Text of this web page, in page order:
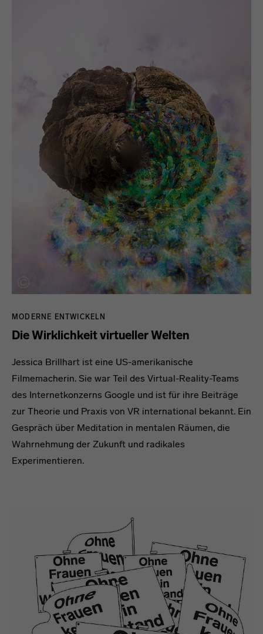
MODERNE ENTWICKELN
Die Wirklichkeit virtueller Welten
Jessica Brillhart ist eine US-amerikanische
Filmemacherin. Sie war Teil des Virtual-Reality-Teams
des Internetkonzerns Google und ist für ihre Beiträge
zur Theorie und Praxis von VR international bekannt. Ein
Gespräch über Meditation in mentalen Räumen, die
Wahrnehmung der Zukunft und radikales
Experimentieren.